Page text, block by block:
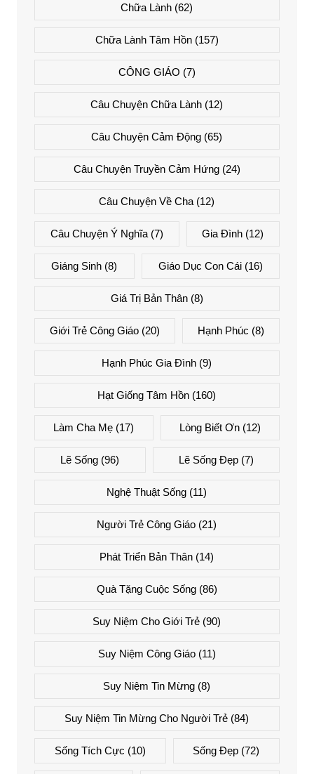
Chữa Lành (62)
Chữa Lành Tâm Hồn(157)
CÔNG GIÁO (7)
Câu Chuyện Chữa Lành (12)
Câu Chuyện Cảm Động (65)
Câu Chuyện Truyền Cảm Hứng(24)
Câu Chuyện Về Cha (12)
Câu Chuyện Ý Nghĩa(7) Gia Đình (12)
Giáng Sinh (8) Giáo Dục Con Cái(16)
Giá Trị Bản Thân(8)
Giới Trẻ Công Giáo(20) Hạnh Phúc (8)
Hạnh Phúc Gia Đình (9)
Hạt Giống Tâm Hồn (160)
Làm Cha Mẹ (17) Lòng Biết Ơn(12)
Lẽ Sống (96) Lẽ Sống Đẹp(7)
Nghệ Thuật Sống (11)
Người Trẻ Công Giáo (21)
Phát Triển Bản Thân (14)
Quà Tặng Cuộc Sống(86)
Suy Niệm Cho Giới Trẻ (90)
Suy Niệm Công Giáo(11)
Suy Niệm Tin Mừng (8)
Suy Niệm Tin Mừng Cho Người Trẻ (84)
Sống Tích Cực (10) Sống Đẹp (72)